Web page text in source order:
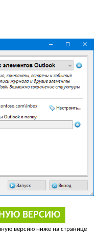
ВЕРСИЮ
версию ниже на странице